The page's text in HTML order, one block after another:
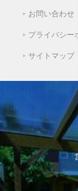
お問い合わせ
プライバシー
サイトマップ